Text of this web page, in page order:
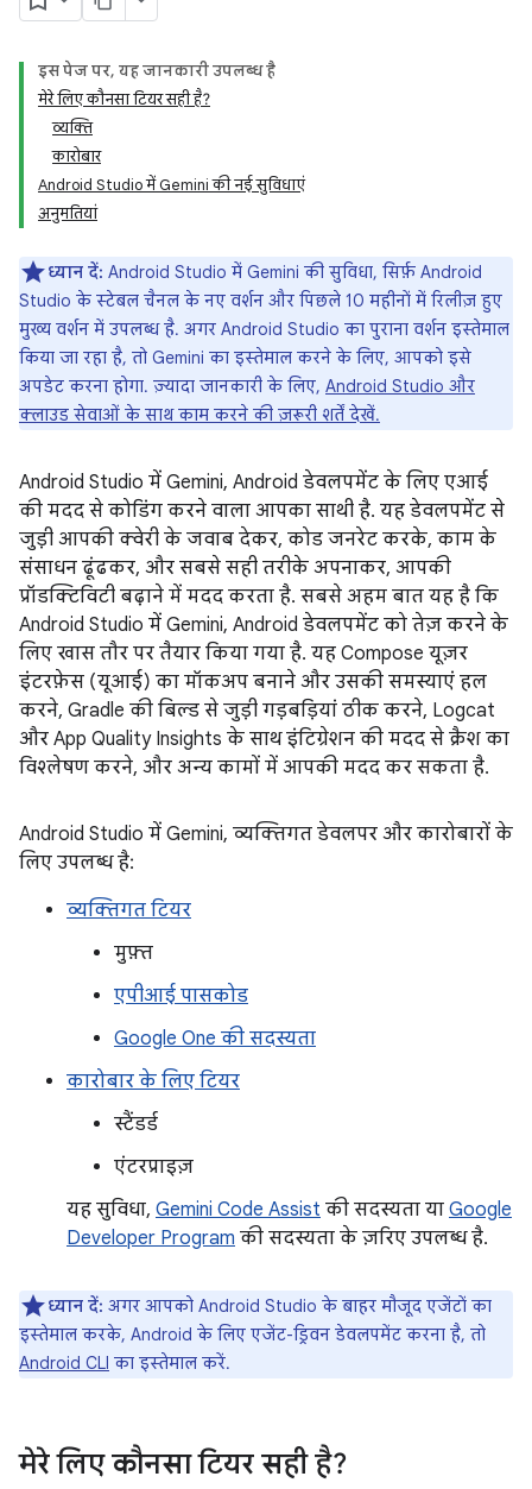
इस पेज पर, यह जानकारी उपलब्ध है
मेरे लिए कौनसा टियर सही है?
व्यक्ति
कारोबार
Android Studio में Gemini की नई सुविधाएं
अनुमतियां
ध्यान दें: Android Studio में Gemini की सुविधा, सिर्फ़ Android
Studio के स्टेबल चैनल के नए वर्शन और पिछले 10 महीनों में रिलीज़ हुए
मुख्य वर्शन में उपलब्ध है. अगर Android Studio का पुराना वर्शन इस्तेमाल
किया जा रहा है, तो Gemini का इस्तेमाल करने के लिए, आपको इसे
अपडेट करना होगा. ज़्यादा जानकारी के लिए, Android Studio और
क्लाउड सेवाओं के साथ काम करने की ज़रूरी शर्तें देखें.
Android Studio में Gemini, Android डेवलपमेंट के लिए एआई
की मदद से कोडिंग करने वाला आपका साथी है. यह डेवलपमेंट से
जुड़ी आपकी क्वेरी के जवाब देकर, कोड जनरेट करके, काम के
संसाधन ढूंढकर, और सबसे सही तरीके अपनाकर, आपकी
प्रॉडक्टिविटी बढ़ाने में मदद करता है. सबसे अहम बात यह है कि
Android Studio में Gemini, Android डेवलपमेंट को तेज़ करने के
लिए खास तौर पर तैयार किया गया है. यह Compose यूज़र
इंटरफ़ेस (यूआई) का मॉकअप बनाने और उसकी समस्याएं हल
करने, Gradle की बिल्ड से जुड़ी गड़बड़ियां ठीक करने, Logcat
और App Quality Insights के साथ इंटिग्रेशन की मदद से क्रैश का
विश्लेषण करने, और अन्य कामों में आपकी मदद कर सकता है.
Android Studio में Gemini, व्यक्तिगत डेवलपर और कारोबारों के
लिए उपलब्ध है:
व्यक्तिगत टियर
मुफ़्त
एपीआई पासकोड
Google One की सदस्यता
कारोबार के लिए टियर
स्टैंडर्ड
एंटरप्राइज़
यह सुविधा, Gemini Code Assist की सदस्यता या Google
Developer Program की सदस्यता के ज़रिए उपलब्ध है.
ध्यान दें: अगर आपको Android Studio के बाहर मौजूद एजेंटों का
इस्तेमाल करके, Android के लिए एजेंट-ड्रिवन डेवलपमेंट करना है, तो
Android CLI का इस्तेमाल करें.
मेरे लिए कौनसा टियर सही है?